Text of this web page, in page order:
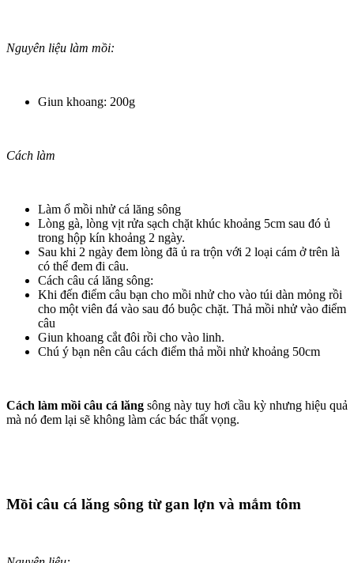
Nguyên liệu làm mồi:
Giun khoang: 200g
Cách làm
Làm ổ mồi nhử cá lăng sông
Lòng gà, lòng vịt rửa sạch chặt khúc khoảng 5cm sau đó ủ
trong hộp kín khoảng 2 ngày.
Sau khi 2 ngày đem lòng đã ủ ra trộn với 2 loại cám ở trên là
có thể đem đi câu.
Cách câu cá lăng sông:
Khi đến điểm câu bạn cho mồi nhử cho vào túi dàn mỏng rồi
cho một viên đá vào sau đó buộc chặt. Thả mồi nhử vào điểm
câu
Giun khoang cắt đôi rồi cho vào linh.
Chú ý bạn nên câu cách điểm thả mồi nhử khoảng 50cm
Cách làm mồi câu cá lăng sông này tuy hơi cầu kỳ nhưng hiệu quả
mà nó đem lại sẽ không làm các bác thất vọng.
Mồi câu cá lăng sông từ gan lợn và mắm tôm